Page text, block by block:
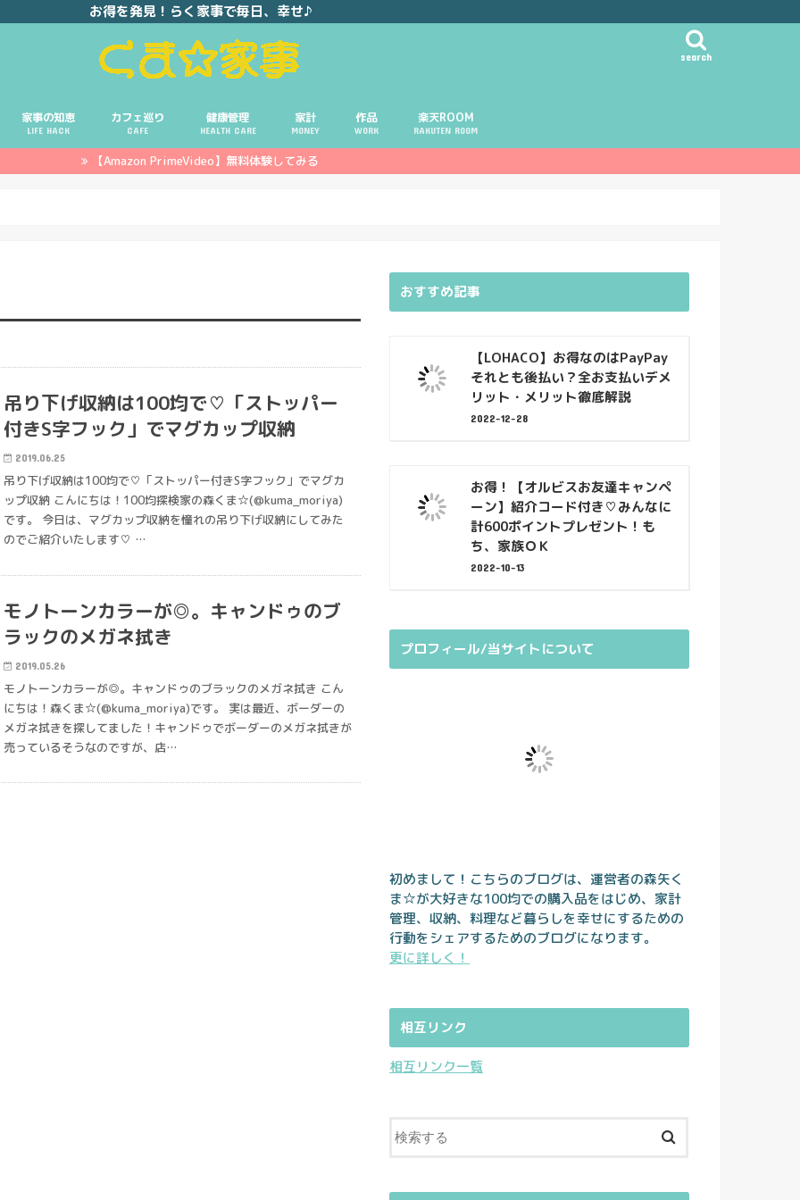
お得を発見！らく家事で毎日、幸せ♪
search
家事の知恵
LIFE HACK
カフェ巡り
CAFE
健康管理
HEALTH CARE
家計
MONEY
ポイ活
投資
副業
作品
WORK
楽天ROOM
RAKUTEN ROOM
【Amazon PrimeVideo】無料体験してみる
吊り下げ収納は100均で♡「ストッパー
付きS字フック」でマグカップ収納
2019.06.25
吊り下げ収納は100均で♡「ストッパー付きS字フック」でマグカ
ップ収納 こんにちは！100均探検家の森くま☆(@kuma_moriya)
です。 今日は、マグカップ収納を憧れの吊り下げ収納にしてみた
のでご紹介いたします♡ …
モノトーンカラーが◎。キャンドゥのブ
ラックのメガネ拭き
2019.05.26
モノトーンカラーが◎。キャンドゥのブラックのメガネ拭き こん
にちは！森くま☆(@kuma_moriya)です。 実は最近、ボーダーの
メガネ拭きを探してました！キャンドゥでボーダーのメガネ拭きが
売っているそうなのですが、店…
おすすめ記事
【LOHACO】お得なのはPayPay
それとも後払い？全お支払いデメ
リット・メリット徹底解説
2022-12-28
お得！【オルビスお友達キャンペ
ーン】紹介コード付き♡みんなに
計600ポイントプレゼント！も
ち、家族ＯＫ
2022-10-13
プロフィール/当サイトについて
初めまして！こちらのブログは、運営者の森矢く
ま☆が大好きな100均での購入品をはじめ、家計
管理、収納、料理など暮らしを幸せにするための
行動をシェアするためのブログになります。
更に詳しく！
相互リンク
相互リンク一覧